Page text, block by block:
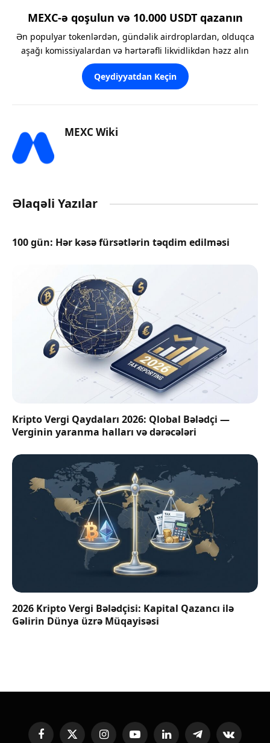
MEXC-ə qoşulun və 10.000 USDT qazanın
Ən populyar tokenlərdən, gündəlik airdroplardan, olduqca
aşağı komissiyalardan və hərtərəfli likvidlikdən həzz alın
Qeydiyyatdan Keçin
MEXC Wiki
Əlaqəli Yazılar
100 gün: Hər kəsə fürsətlərin təqdim edilməsi
Kripto Vergi Qaydaları 2026: Qlobal Bələdçi —
Verginin yaranma halları və dərəcələri
2026 Kripto Vergi Bələdçisi: Kapital Qazancı ilə
Gəlirin Dünya üzrə Müqayisəsi
FacebookX InstagramYouTubeLinkedInTelegramVKontakte